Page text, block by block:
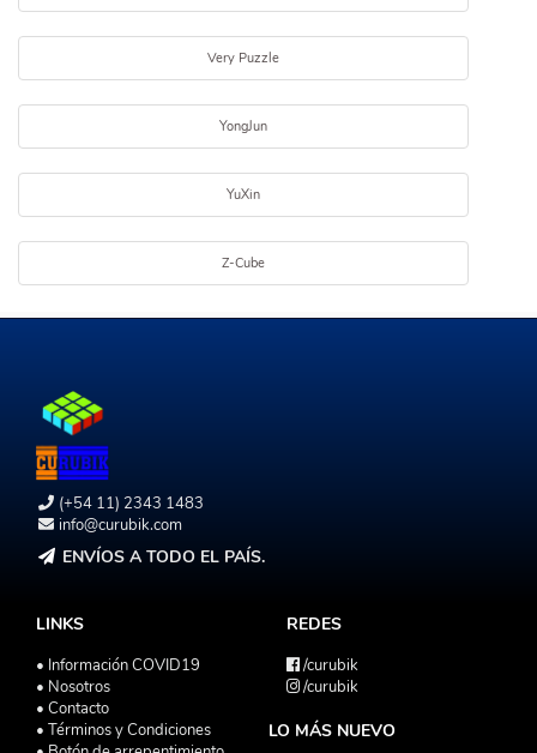
Very Puzzle
YongJun
YuXin
Z-Cube
(+54 11) 2343 1483
info@curubik.com
ENVÍOS A TODO EL PAÍS.
LINKS
• Información COVID19
• Nosotros
• Contacto
• Términos y Condiciones
REDES
/curubik
/curubik
LO MÁS NUEVO